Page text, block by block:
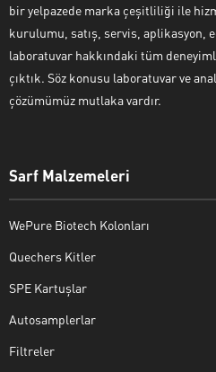
bir yelpazede marka çeşitliliği ile
kurulumu, satış, servis, aplikasyon,
laboratuvar hakkındaki tüm
çıktık. Söz konusu laboratuvar ve
çözümümüz mutlaka vardır.
Sarf Malzemeleri
WePure Biotech Kolonları
Quechers Kitler
SPE Kartuşlar
Autosamplerlar
Filtreler